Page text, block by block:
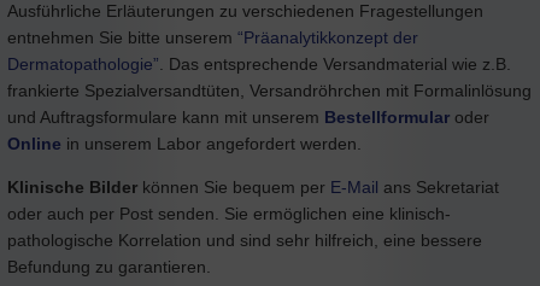
Ausführliche Erläuterungen zu verschiedenen Fragestellungen
entnehmen Sie bitte unserem “Präanalytikkonzept der
Dermatopathologie”. Das entsprechende Versandmaterial wie z.B.
frankierte Spezialversandtüten, Versandröhrchen mit Formalinlösung
und Auftragsformulare kann mit unserem Bestellformular oder
Online in unserem Labor angefordert werden.
Klinische Bilder können Sie bequem per E-Mail ans Sekretariat
oder auch per Post senden. Sie ermöglichen eine klinisch-
pathologische Korrelation und sind sehr hilfreich, eine bessere
Befundung zu garantieren.